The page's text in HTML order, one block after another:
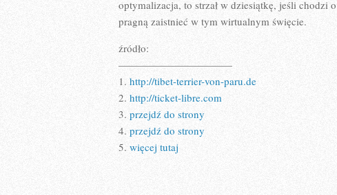
optymalizacja, to strzał w dziesiątkę, jeśli chodzi
pragną zaistnieć w tym wirtualnym święcie.
źródło:
———————————
1. http://tibet-terrier-von-paru.de
2. http://ticket-libre.com
3. przejdź do strony
4. przejdź do strony
5. więcej tutaj